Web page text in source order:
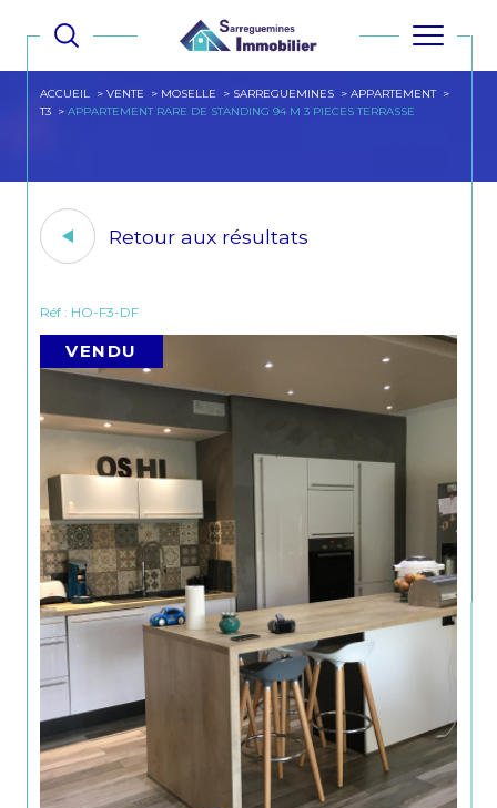
ACCUEIL VENTE MOSELLE SARREGUEMINES
APPARTEMENT
T3
APPARTEMENT RARE DE STANDING 94 M 3 PIECES TERRASSE
Retour aux résultats
Réf : HO-F3-DF
VENDU